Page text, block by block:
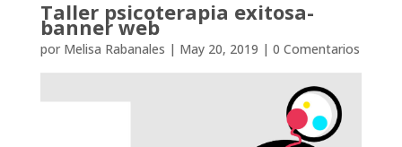
Taller psicoterapia exitosa-
banner web
por Melisa Rabanales | May 20, 2019 | 0 Comentarios